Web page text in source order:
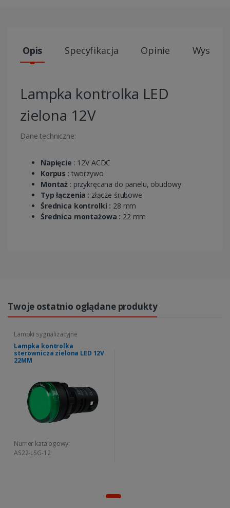
Opis Specyfikacja Opinie Wysyłki
Lampka kontrolka LED
zielona 12V
Dane techniczne:
Napięcie : 12V ACDC
Korpus : tworzywo
Montaż : przykręcana do panelu, obudowy
Typ łączenia : złącze śrubowe
Średnica kontrolki : 28 mm
Średnica montażowa : 22 mm
Twoje ostatnio oglądane produkty
Lampki sygnalizacyjne
Lampka kontrolka
sterownicza zielona LED 12V
22MM
Numer katalogowy:
AS22-LSG-12